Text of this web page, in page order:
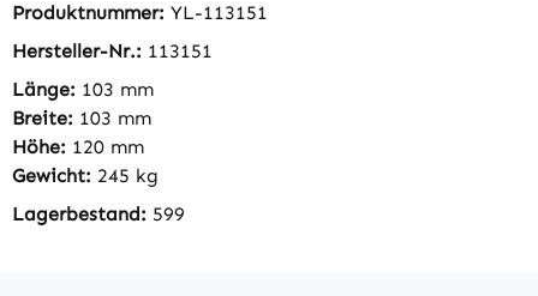
Produktnummer: YL-113151
Hersteller-Nr.: 113151
Länge: 103 mm
Breite: 103 mm
Höhe: 120 mm
Gewicht: 245 kg
Lagerbestand: 599